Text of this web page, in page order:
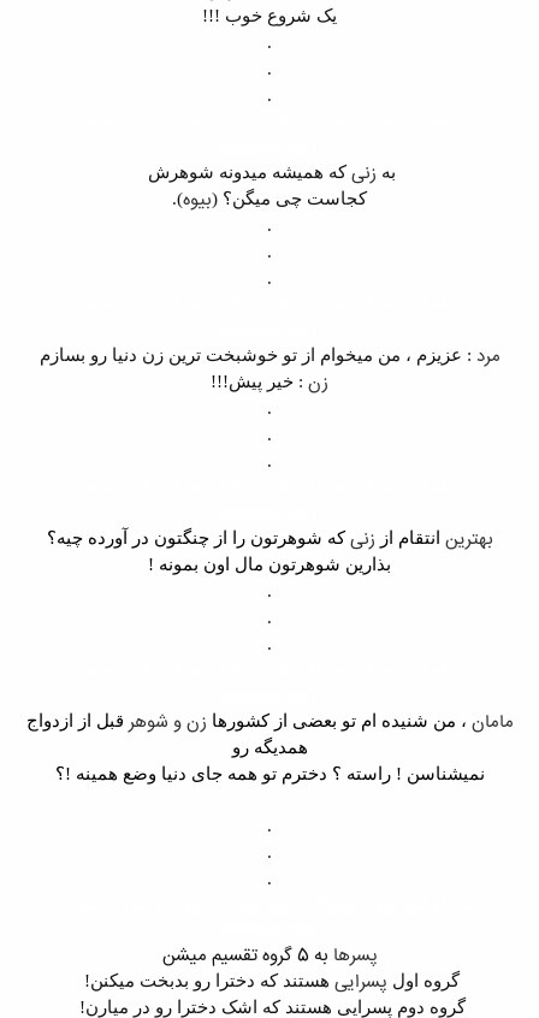
یک شروع خوب !!!
.
.
.
به زنیکه همیشه میدونه شوهرش
کجاست چی میگن؟ (بیوه)
.
.
.
.
مرد : عزیزم ، من میخوام از تو خوشبخت ترین زن دنیا رو بسازم
زن : خیر پیش!!!
.
.
.
بهترین انتقام از زنیکه شوهرتون را از چنگتون در آورده چیه؟
بذارین شوهرتون مال اون بمونه !
.
.
.
مامان ، من شنیده ام تو بعضی از کشورها زن و شوهر قبل از ازدواج
همدیگه رو
نمیشناسن ! راسته ؟ دخترم تو همه جای دنیا وضع همینه !؟
.
.
.
پسرها به 5 گروه تقسیم میشن​
‌گروه اول پسرایی هستند که دخترا رو بدبخت میکنن!
گروه دوم پسرایی هستند که اشک دخترا رو در میارن!